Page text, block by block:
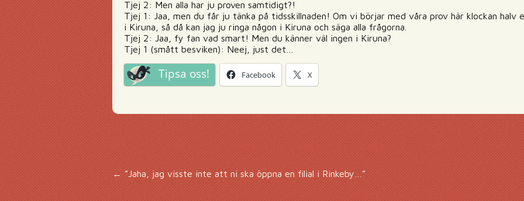
Tjej 2: Men alla har ju proven samtidigt?!
Tjej 1: Jaa, men du får ju tänka på tidsskillnaden! Om vi börjar med våra prov här klockan
i Kiruna, så då kan jag ju ringa någon i Kiruna och säga alla frågorna.
Tjej 2: Jaa, fy fan vad smart! Men du känner väl ingen i Kiruna?
Tjej 1 (smått besviken): Neej, just det…
Tipsa oss! Facebook X
Inläggsnavigering
←”Jaha, jag visste inte att ni ska öppna en filial i Rinkeby…”